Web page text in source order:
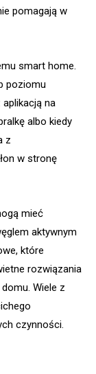
pomagają w
smart home.
poziomu
na
albo kiedy
z
w stronę
mieć
aktywnym
które
rozwiązania
Wiele z
czynności.